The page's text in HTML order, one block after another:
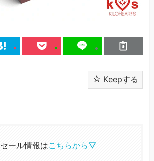
Keepする
ール情報はこちらから▽